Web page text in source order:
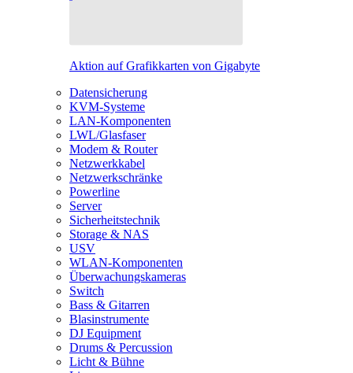
Aktion auf Grafikkarten von Gigabyte
Datensicherung
KVM-Systeme
LAN-Komponenten
LWL/Glasfaser
Modem & Router
Netzwerkkabel
Netzwerkschränke
Powerline
Server
Sicherheitstechnik
Storage & NAS
USV
WLAN-Komponenten
Überwachungskameras
Switch
Bass & Gitarren
Blasinstrumente
DJ Equipment
Drums & Percussion
Licht & Bühne